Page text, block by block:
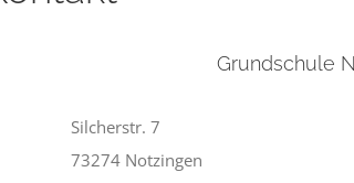
Grundschule
Silcherstr. 7
73274 Notzingen